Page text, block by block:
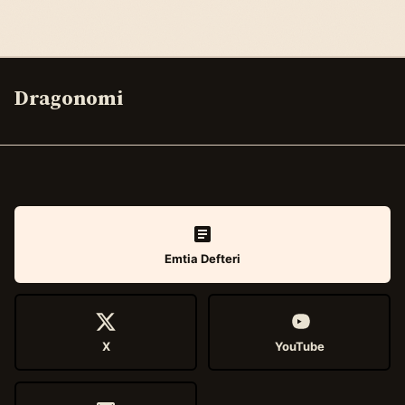
Dragonomi
Emtia Defteri
X YouTube